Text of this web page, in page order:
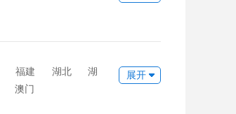
福建 湖北
湖
澳门
展开